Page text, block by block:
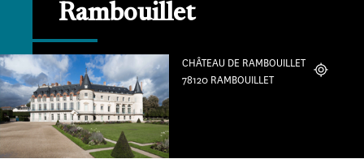
Rambouillet
CHÂTEAU DE RAMBOUILLET
78120 RAMBOUILLET
Localiser